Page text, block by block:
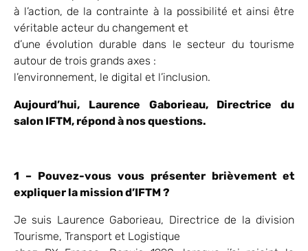
à l’action, de la contrainte à la possibilité et ainsi être
véritable acteur du changement et
d’une évolution durable dans le secteur du tourisme
autour de trois grands axes :
l’environnement, le digital et l’inclusion.
Aujourd’hui, Laurence Gaborieau, Directrice du
salon IFTM, répond à nos questions.
1 – Pouvez-vous vous présenter brièvement et
expliquer la mission d’IFTM ?
Je suis Laurence Gaborieau, Directrice de la division
Tourisme, Transport et Logistique